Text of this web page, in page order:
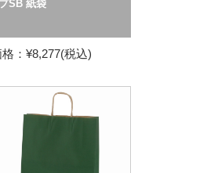
プSB 紙袋
：¥8,277(税込)